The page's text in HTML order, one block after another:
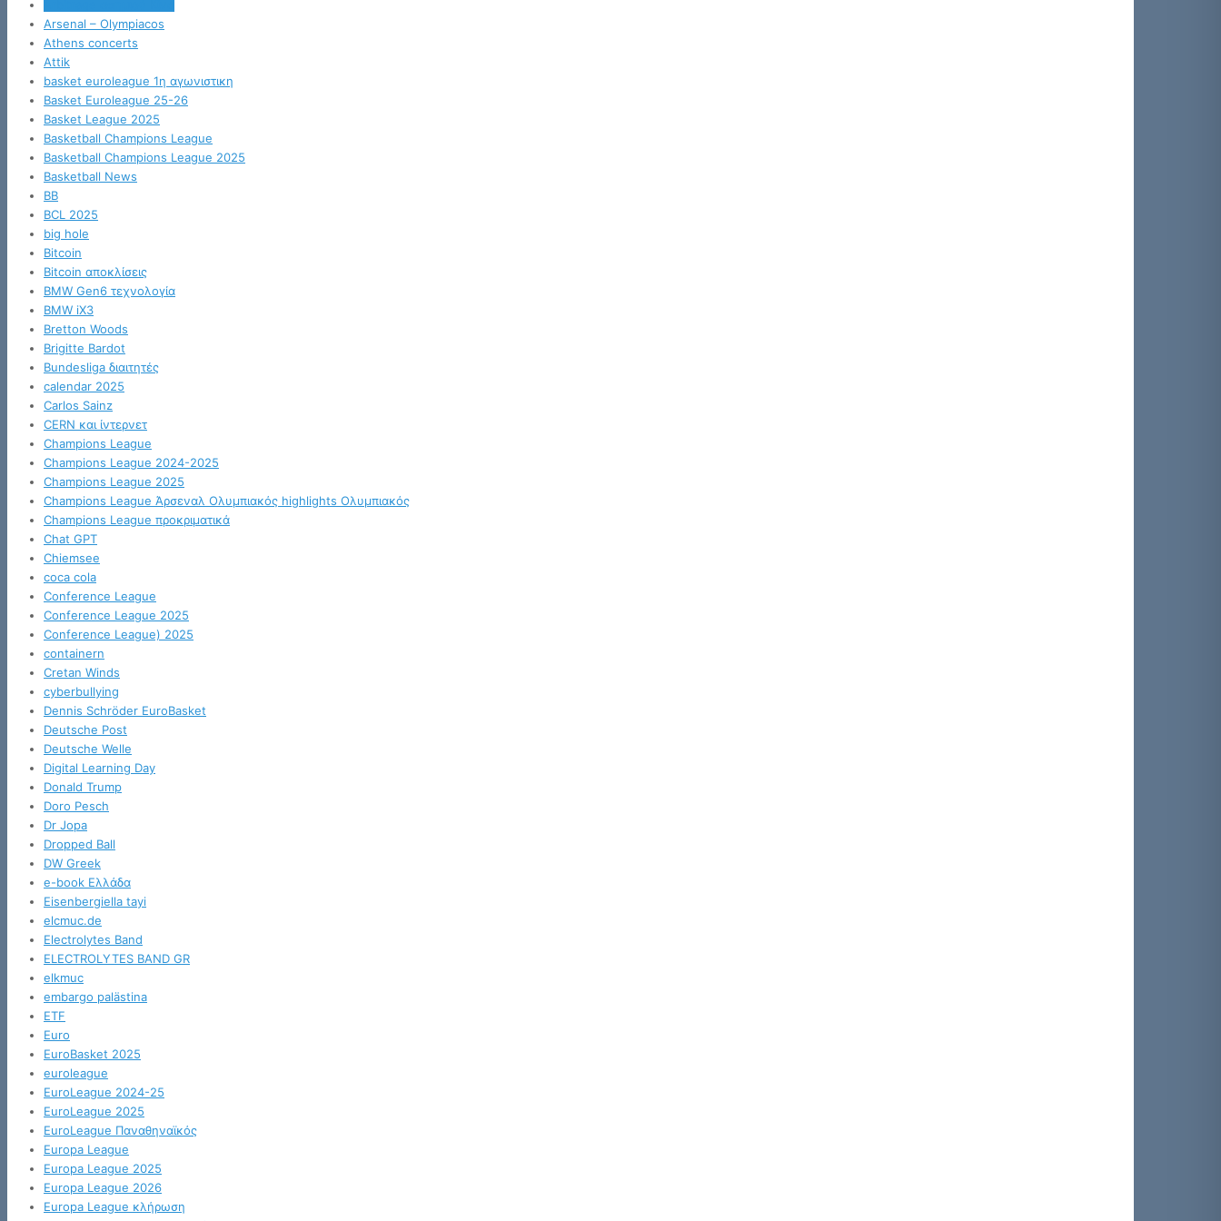
Arsenal – Olympiacos
Athens concerts
Attik
basket euroleague 1η αγωνιστικη
Basket Euroleague 25-26
Basket League 2025
Basketball Champions League
Basketball Champions League 2025
Basketball News
BB
BCL 2025
big hole
Bitcoin
Bitcoin αποκλίσεις
BMW Gen6 τεχνολογία
BMW iX3
Bretton Woods
Brigitte Bardot
Bundesliga διαιτητές
calendar 2025
Carlos Sainz
CERN και ίντερνετ
Champions League
Champions League 2024-2025
Champions League 2025
Champions League Άρσεναλ Ολυμπιακός highlights Ολυμπιακός
Champions League προκριματικά
Chat GPT
Chiemsee
coca cola
Conference League
Conference League 2025
Conference League) 2025
containern
Cretan Winds
cyberbullying
Dennis Schröder EuroBasket
Deutsche Post
Deutsche Welle
Digital Learning Day
Donald Trump
Doro Pesch
Dr Jopa
Dropped Ball
DW Greek
e-book Ελλάδα
Eisenbergiella tayi
elcmuc.de
Electrolytes Band
ELECTROLYTES BAND GR
elkmuc
embargo palästina
ETF
Euro
EuroBasket 2025
euroleague
EuroLeague 2024-25
EuroLeague 2025
EuroLeague Παναθηναϊκός
Europa League
Europa League 2025
Europa League 2026
Europa League κλήρωση